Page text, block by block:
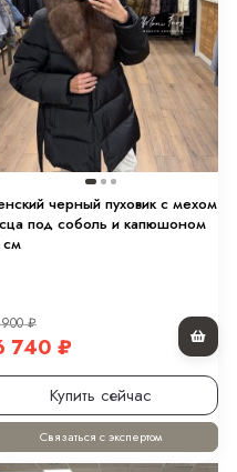
черный пуховик с мехом
под соболь и капюшоном
см
₽
740 ₽
Купить сейчас
Связаться с экспертом